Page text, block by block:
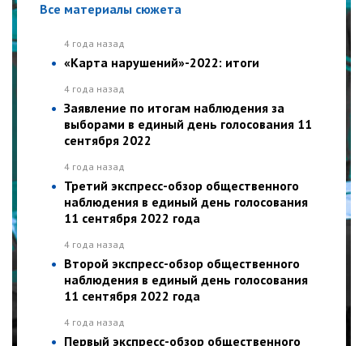
Все материалы сюжета
4 года назад
«Карта нарушений»-2022: итоги
4 года назад
Заявление по итогам наблюдения за
выборами в единый день голосования 11
сентября 2022
4 года назад
Третий экспресс-обзор общественного
наблюдения в единый день голосования
11 сентября 2022 года
4 года назад
Второй экспресс-обзор общественного
наблюдения в единый день голосования
11 сентября 2022 года
4 года назад
Первый экспресс-обзор общественного